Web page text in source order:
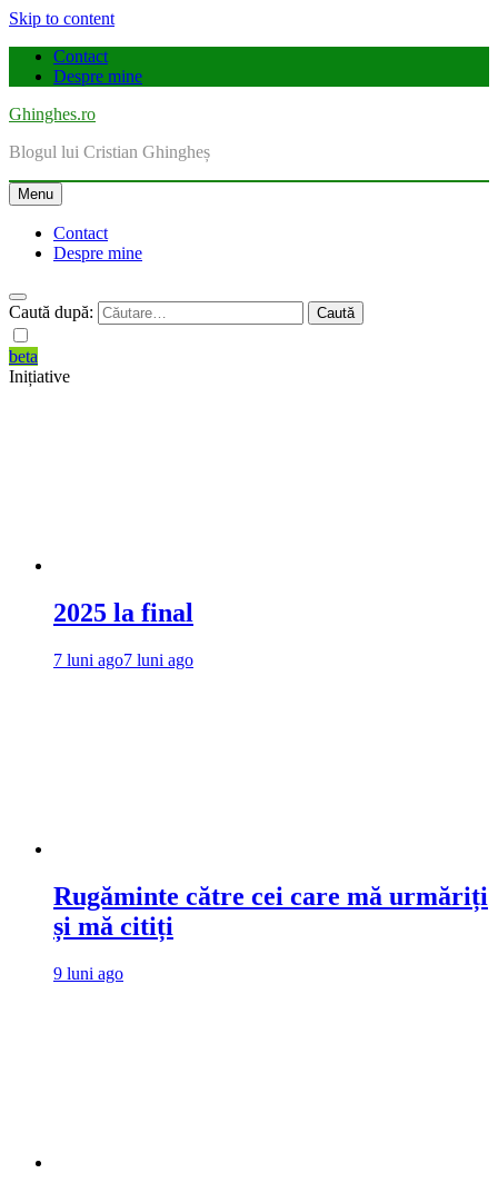
Skip to content
Contact
Despre mine
Ghinghes.ro
Blogul lui Cristian Ghingheș
Menu
Contact
Despre mine
Caută după:
beta
Inițiative
2025 la final
7 luni ago7 luni ago
Rugăminte către cei care mă urmăriți
și mă citiți
9 luni ago